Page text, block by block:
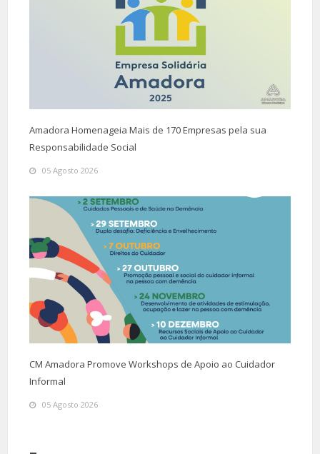
Amadora Homenageia Mais de 170 Empresas pela sua
Responsabilidade Social
05 Agosto 2026
CM Amadora Promove Workshops de Apoio ao Cuidador
Informal
05 Agosto 2026